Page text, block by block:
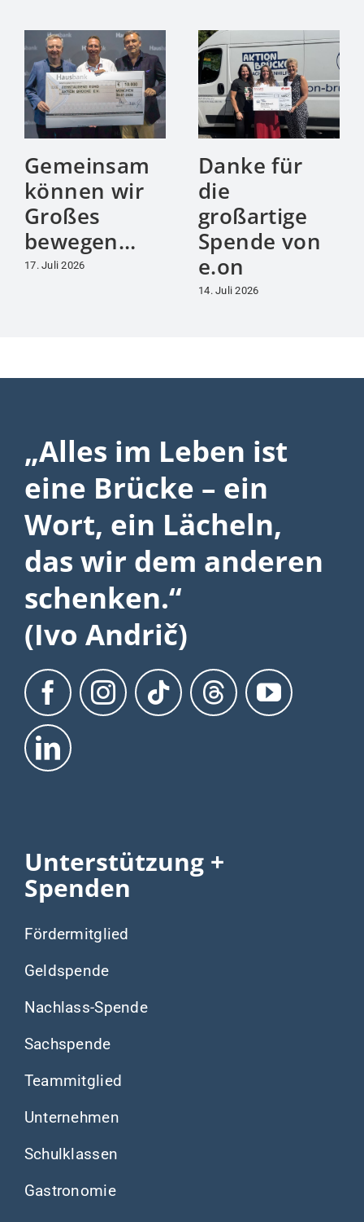
Gemeinsam
können wir
Großes
bewegen…
17. Juli 2026
Danke für
die
großartige
Spende von
e.on
14. Juli 2026
„Alles im Leben ist
eine Brücke – ein
Wort, ein Lächeln,
das wir dem anderen
schenken.“
(Ivo Andrič)
Unterstützung +
Spenden
Fördermitglied
Geldspende
Nachlass-Spende
Sachspende
Teammitglied
Unternehmen
Schulklassen
Gastronomie